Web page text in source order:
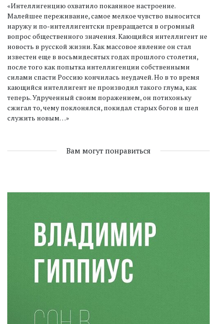
«Интеллигенцию охватило покаянное настроение.
Малейшее переживание, самое мелкое чувство выносится
наружу и по-интеллигентски превращается в огромный
вопрос общественного значения. Кающийся интеллигент не
новость в русской жизни. Как массовое явление он стал
известен еще в восьмидесятых годах прошлого столетия,
после того как попытка интеллигенции собственными
силами спасти Россию кончилась неудачей. Но в то время
кающийся интеллигент не производил такого глума, как
теперь. Удрученный своим поражением, он потихоньку
сжигал то, чему поклонялся, покидал старых богов и шел
служить новым…»
Вам могут понравиться